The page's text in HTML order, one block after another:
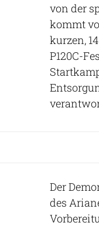
von der
kommt
kurzen,
P120C-
Der
des